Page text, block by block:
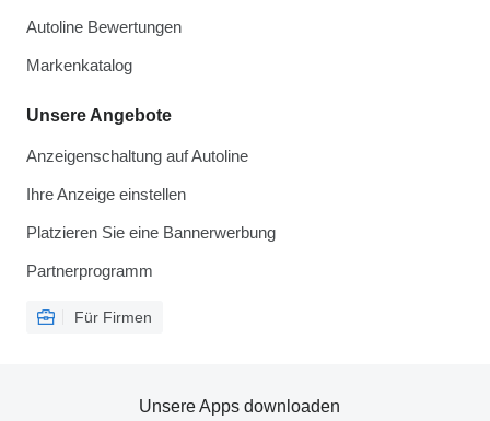
Autoline Bewertungen
Markenkatalog
Unsere Angebote
Anzeigenschaltung auf Autoline
Ihre Anzeige einstellen
Platzieren Sie eine Bannerwerbung
Partnerprogramm
Für Firmen
Unsere Apps downloaden